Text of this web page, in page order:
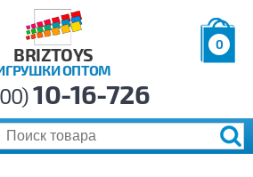
BRIZTOYS
ОПТОМ
0
р.
10-16-726